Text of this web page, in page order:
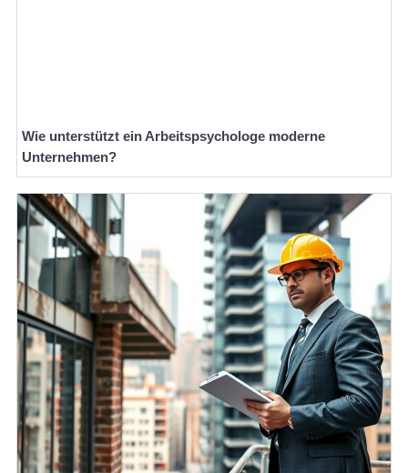
Wie unterstützt ein Arbeitspsychologe moderne
Unternehmen?